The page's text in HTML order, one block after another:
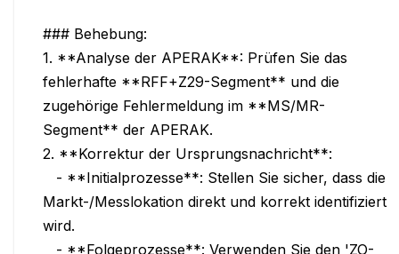
### Behebung:
1. **Analyse der APERAK**: Prüfen Sie das
fehlerhafte **RFF+Z29-Segment** und die
zugehörige Fehlermeldung im **MS/MR-
Segment** der APERAK.
2. **Korrektur der Ursprungsnachricht**:
Markt-/Messlokation direkt und korrekt identifiziert
wird.